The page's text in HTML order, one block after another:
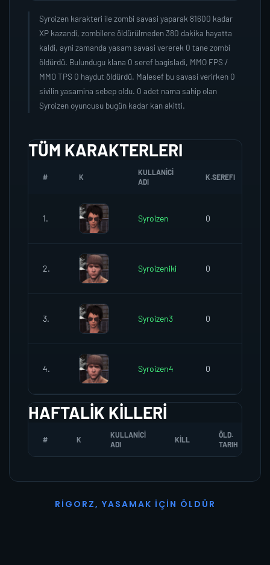
Syroizen karakteri ile zombi savasi yaparak 81600 kadar
XP kazandi, zombilere öldürülmeden 380 dakika hayatta
kaldi, ayni zamanda yasam savasi vererek 0 tane zombi
öldürdü. Bulundugu klana 0 seref bagisladi, MMO FPS /
MMO TPS 0 haydut öldürdü. Malesef bu savasi verirken 0
sivilin yasamina sebep oldu. 0 adet nama sahip olan
Syroizen oyuncusu bugün kadar kan akitti.
TÜM KARAKTERLERI
# K
KULLANICI
ADI
K.SEREFI
1. Syroizen 0
2. Syroizeniki 0
3. Syroizen3 0
4. Syroizen4 0
HAFTALIK KILLERI
# K
KULLANICI
ADI
KILL
ÖLD.
TARIH
R I G O R Z, YASAMAK İ ÇI N Ö L D Ü R